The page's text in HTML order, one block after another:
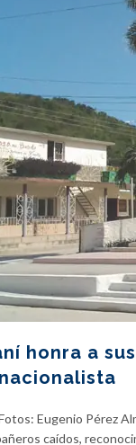
honra a
Eugenio Pérez
caídos,